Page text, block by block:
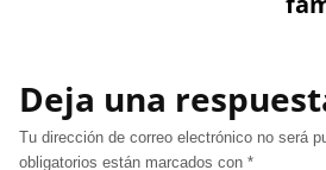
Deja una
Tu dirección de correo electrónico no será
obligatorios están marcados con *